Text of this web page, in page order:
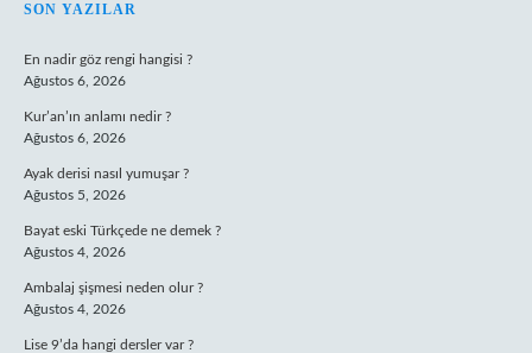
SIDEBAR
SON YAZILAR
En nadir göz rengi hangisi ?
Ağustos 6, 2026
Kur’an’ın anlamı nedir ?
Ağustos 6, 2026
Ayak derisi nasıl yumuşar ?
Ağustos 5, 2026
Bayat eski Türkçede ne demek ?
Ağustos 4, 2026
Ambalaj şişmesi neden olur ?
Ağustos 4, 2026
Lise 9’da hangi dersler var ?